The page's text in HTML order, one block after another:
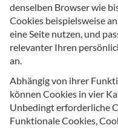
denselben Browser wie
Cookies beispielsweise
eine Seite nutzen, und
relevanter Ihren
an.
Abhängig von ihrer
können Cookies in vier
Unbedingt erforderliche
Funktionale Cookies,